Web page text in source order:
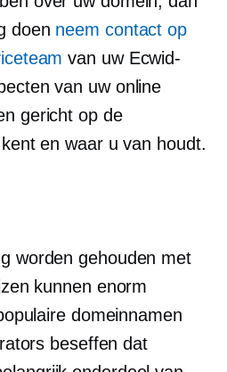
doen neem contact op
van uw Ecwid-
van uw online
gericht op de
en waar u van houdt.
worden gehouden met
kunnen enorm
domeinnamen
beseffen dat